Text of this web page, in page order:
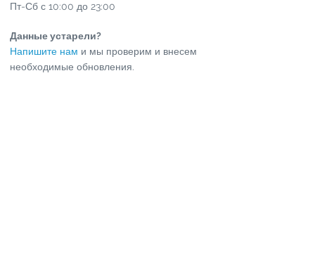
Пт-Сб с 10:00 до 23:00
Данные устарели?
Напишите нам и мы проверим и внесем
необходимые обновления.